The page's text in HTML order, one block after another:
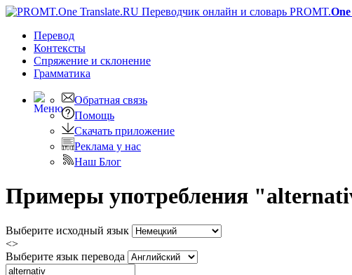
PROMT.One
Перевод
Контексты
Спряжение и склонение
Грамматика
Обратная связь
Помощь
Скачать приложение
Реклама у нас
Наш Блог
Примеры употребления
Выберите исходный язык
<>
Выберите язык перевода